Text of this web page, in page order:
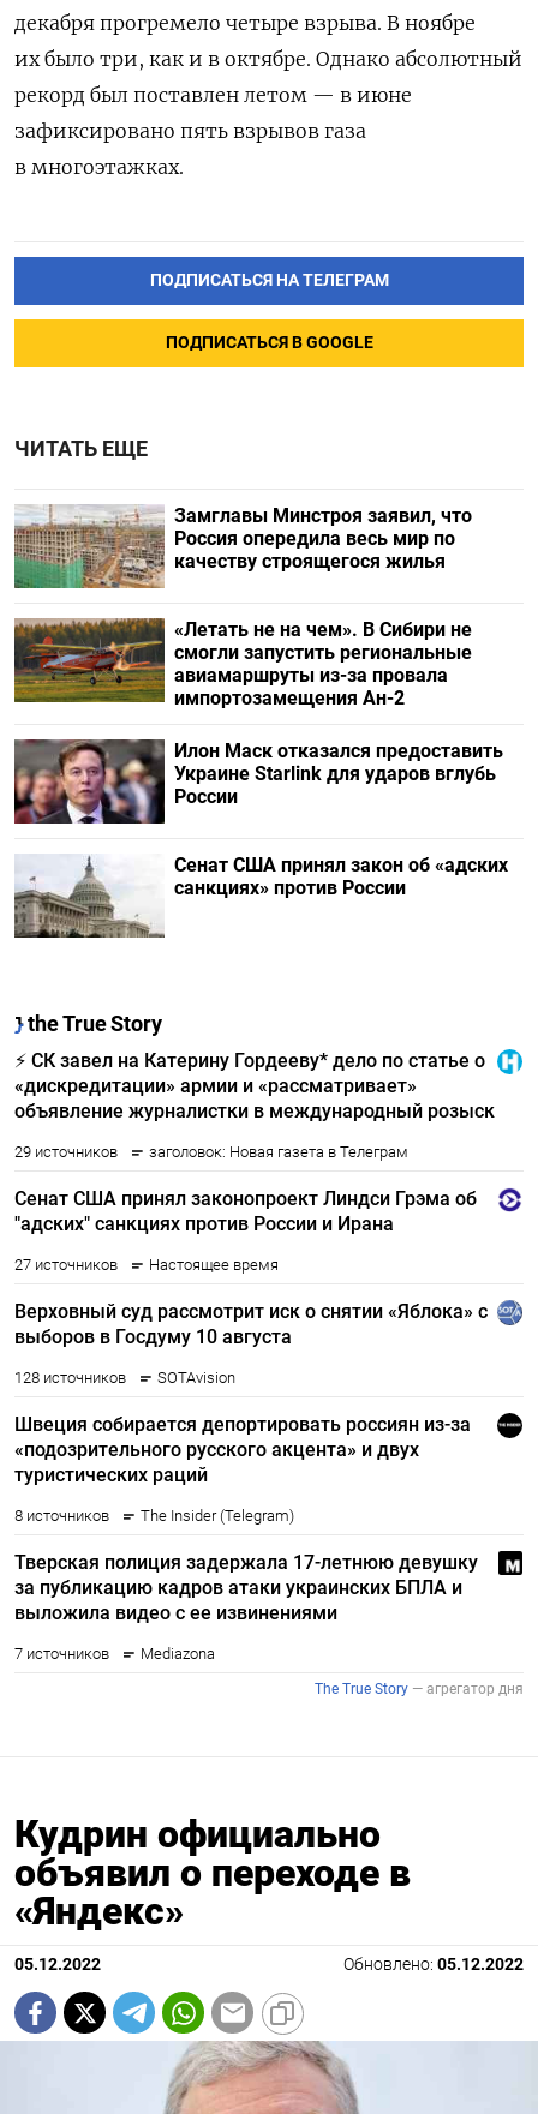
декабря прогремело четыре взрыва. В ноябре
их было три, как и в октябре. Однако абсолютный
рекорд был поставлен летом — в июне
зафиксировано пять взрывов газа
в многоэтажках.
ПОДПИСАТЬСЯ НА ТЕЛЕГРАМ
ПОДПИСАТЬСЯ В GOOGLE
ЧИТАТЬ ЕЩЕ
Замглавы Минстроя заявил, что
Россия опередила весь мир по
качеству строящегося жилья
«Летать не на чем». В Сибири не
смогли запустить региональные
авиамаршруты из-за провала
импортозамещения Ан-2
Илон Маск отказался предоставить
Украине Starlink для ударов вглубь
России
Сенат США принял закон об «адских
санкциях» против России
Кудрин официально
объявил о переходе в
«Яндекс»
05.12.2022 Обновлено: 05.12.2022